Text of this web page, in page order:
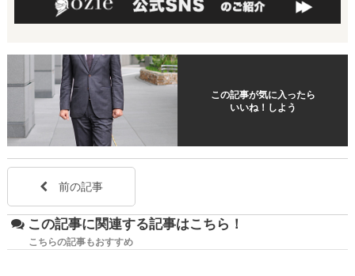
この記事が気に入ったら
いいね！しよう
前の記事
この記事に関連する記事はこちら！
こちらの記事もおすすめ